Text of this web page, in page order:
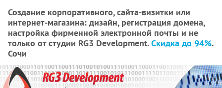
Создание корпоративного, сайта-визитки или
интернет-магазина: дизайн, регистрация домена,
настройка фирменной электронной почты и не
только от студии RG3 Development.Скидка до 94%.
Сочи